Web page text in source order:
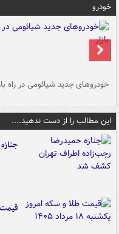
خودرو
خودروهای جدید شیائومی در راه
این مطالب را از دست ندهید....
قیمت